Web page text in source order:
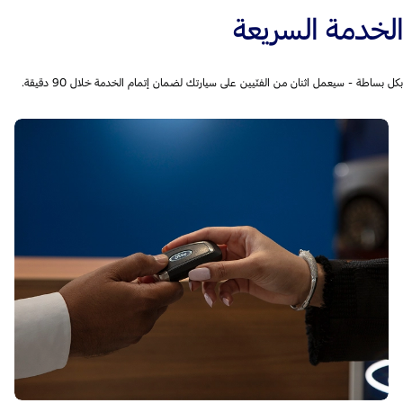
الخدمة السريعة
بكل بساطة - سيعمل اثنان من الفنّيين على سيارتك لضمان إتمام الخدمة خلال 90 دقيقة.